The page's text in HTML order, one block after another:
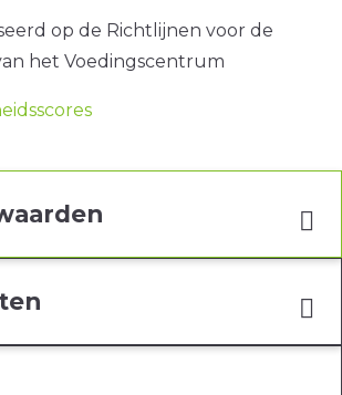
op de Richtlijnen voor de
het Voedingscentrum